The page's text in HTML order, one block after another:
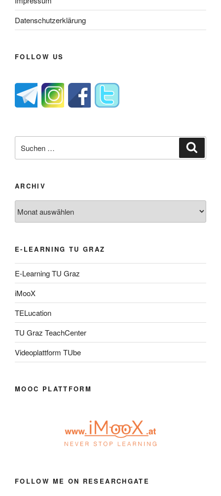
Datenschutzerklärung
FOLLOW US
nach:
ARCHIV
E-LEARNING TU GRAZ
E-Learning TU Graz
iMooX
TELucation
TU Graz TeachCenter
Videoplattform TUbe
MOOC PLATTFORM
FOLLOW ME ON RESEARCHGATE